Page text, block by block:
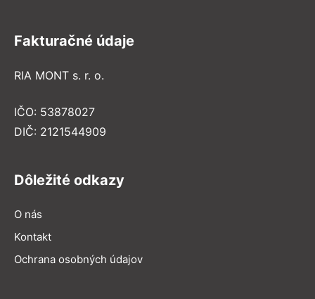
Fakturačné údaje
RIA MONT s. r. o.
IČO: 53878027
DIČ: 2121544909
Dôležité odkazy
O nás
Kontakt
Ochrana osobných údajov